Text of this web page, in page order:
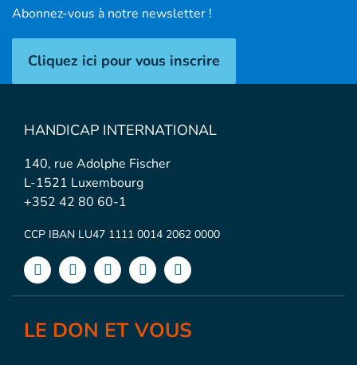
Abonnez-vous à notre newsletter !
Cliquez ici pour vous inscrire
HANDICAP INTERNATIONAL
140, rue Adolphe Fischer
L-1521 Luxembourg
+352 42 80 60-1
CCP IBAN LU47 1111 0014 2062 0000
LE DON ET VOUS